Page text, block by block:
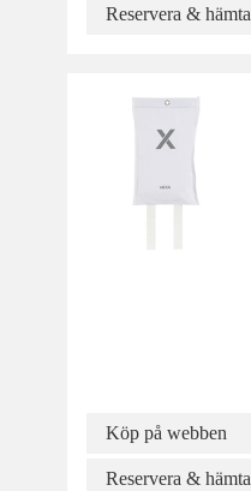
Reservera & hämta
Köp på webben
Reservera & hämta